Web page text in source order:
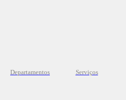
Departamentos Serviços